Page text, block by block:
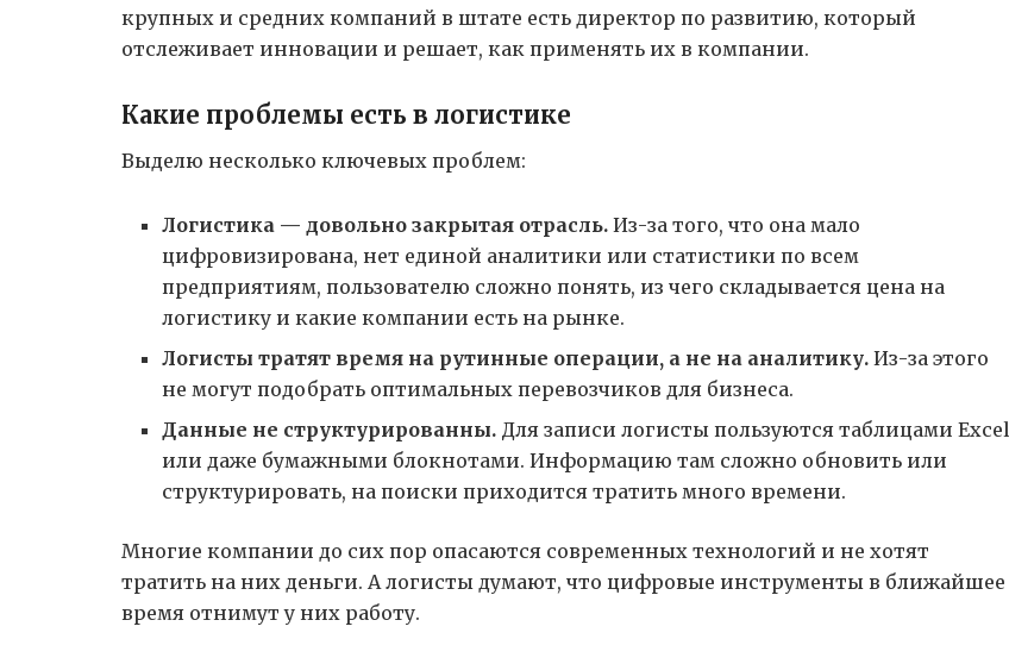
крупных и средних компаний в штате есть директор по развитию, который
отслеживает инновации и решает, как применять их в компании.
Какие проблемы есть в логистике
Выделю несколько ключевых проблем:
Логистика — довольно закрытая отрасль. Из-за того, что она мало
цифровизирована, нет единой аналитики или статистики по всем
предприятиям, пользователю сложно понять, из чего складывается цена на
логистику и какие компании есть на рынке.
Логисты тратят время на рутинные операции, а не на аналитику.Из-за этого
не могут подобрать оптимальных перевозчиков для бизнеса.
Данные не структурированны. Для записи логисты пользуются таблицами Excel
или даже бумажными блокнотами. Информацию там сложно обновить или
структурировать, на поиски приходится тратить много времени.
Многие компании до сих пор опасаются современных технологий и не хотят
тратить на них деньги. А логисты думают, что цифровые инструменты в ближайшее
время отнимут у них работу.